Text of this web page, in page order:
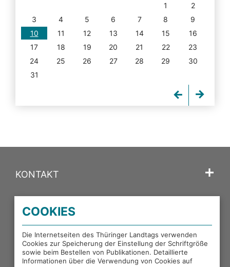
1
2
3
4 5 6 7 8
9
10
11 12 13 14 15
16
17
18 19 20 21 22
23
24
25 26 27 28 29
30
31
KONTAKT
PORTALE DES THÜRINGER LANDTAGS
EXTERNE LINKS
COOKIES
Die Internetseiten des Thüringer Landtags verwenden
Cookies zur Speicherung der Einstellung der Schriftgröße
sowie beim Bestellen von Publikationen. Detaillierte
Informationen über die Verwendung von Cookies auf